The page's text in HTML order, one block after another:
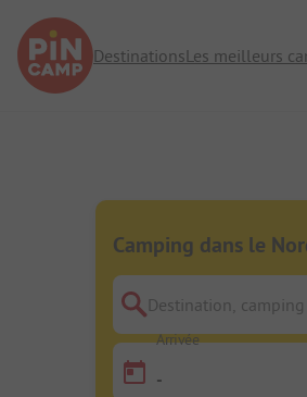
DestinationsLes meilleurs
Camping dans le
Destination, camping
Arrivée
-